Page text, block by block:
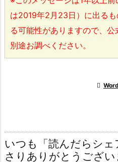
は2019年2月23日）に出る
る可能性がありますので、
別途お調べください。

いつも「読んだらシ
さりありがとうござい